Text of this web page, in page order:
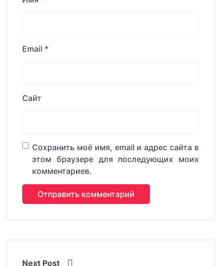
Email *
Сайт
Сохранить моё имя, email и адрес сайта в
этом браузере для последующих моих
комментариев.
Next Post